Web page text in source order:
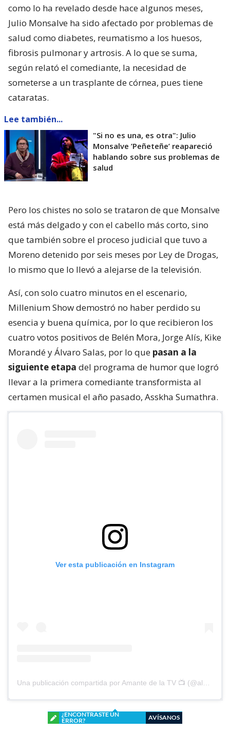
como lo ha revelado desde hace algunos meses,
Julio Monsalve ha sido afectado por problemas de
salud como diabetes, reumatismo a los huesos,
fibrosis pulmonar y artrosis. A lo que se suma,
según relató el comediante, la necesidad de
someterse a un trasplante de córnea, pues tiene
cataratas.
Lee también...
"Si no es una, es otra": Julio
Monsalve ’Peñeteñe’ reapareció
hablando sobre sus problemas de
salud
Pero los chistes no solo se trataron de que Monsalve
está más delgado y con el cabello más corto, sino
que también sobre el proceso judicial que tuvo a
Moreno detenido por seis meses por Ley de Drogas,
lo mismo que lo llevó a alejarse de la televisión.
Así, con solo cuatro minutos en el escenario,
Millenium Show demostró no haber perdido su
esencia y buena química, por lo que recibieron los
cuatro votos positivos de Belén Mora, Jorge Alís, Kike
Morandé y Álvaro Salas, por lo que pasan a la
siguiente etapa del programa de humor que logró
llevar a la primera comediante transformista al
certamen musical el año pasado, Asskha Sumathra.
Ver esta publicación en Instagram
Una publicación compartida por Amante de la TV 📺 (@alguien_te_observa)
¿ENCONTRASTE UN
ERROR?
AVÍSANOS